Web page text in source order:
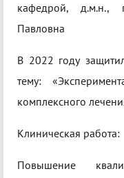
кафедрой, д.м.н.,
Павловна
В 2022 году
тему:
комплексного
Клиническая работа:
Повышение